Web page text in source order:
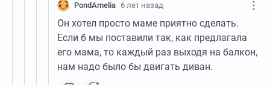
PondAmelia 6 лет назад
Он хотел просто маме приятно сделать.
Если б мы поставили так, как предлагала
его мама, то каждый раз выходя на балкон,
нам надо было бы двигать диван.